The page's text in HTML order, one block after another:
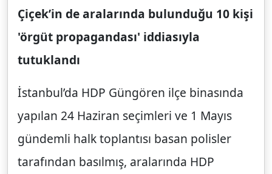
Çiçek’in de aralarında bulunduğu 10 kişi
'örgüt propagandası' iddiasıyla
tutuklandı
İstanbul’da HDP Güngören ilçe binasında
yapılan 24 Haziran seçimleri ve 1 Mayıs
gündemli halk toplantısı basan polisler
tarafından basılmış, aralarında HDP